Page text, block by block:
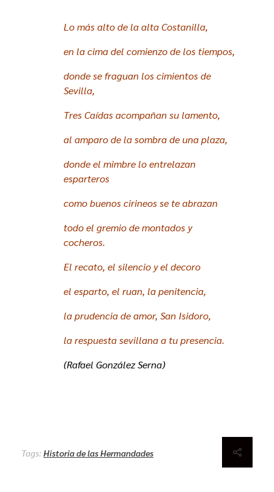
Lo más alto de la alta Costanilla,
en la cima del comienzo de los tiempos,
donde se fraguan los cimientos de
Sevilla,
Tres Caídas acompañan su lamento,
al amparo de la sombra de una plaza,
donde el mimbre lo entrelazan
esparteros
como buenos cirineos se te abrazan
todo el gremio de montados y
cocheros.
El recato, el silencio y el decoro
el esparto, el ruan, la penitencia,
la prudencia de amor, San Isidoro,
la respuesta sevillana a tu presencia.
(Rafael González Serna)
Tags: Historia de las Hermandades